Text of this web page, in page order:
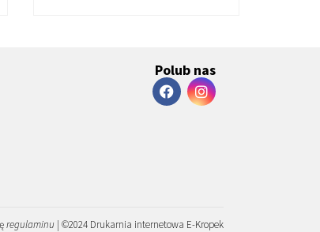
Polub nas
regulaminu | ©2024 Drukarnia internetowa E-Kropek